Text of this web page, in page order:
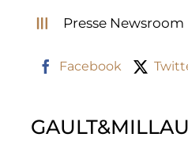
Presse Newsroom
Facebook